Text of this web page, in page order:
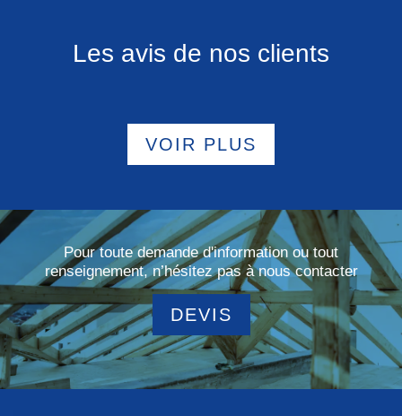
Les avis de nos clients
VOIR PLUS
Pour toute demande d'information ou tout
renseignement, n’hésitez pas à nous contacter
DEVIS